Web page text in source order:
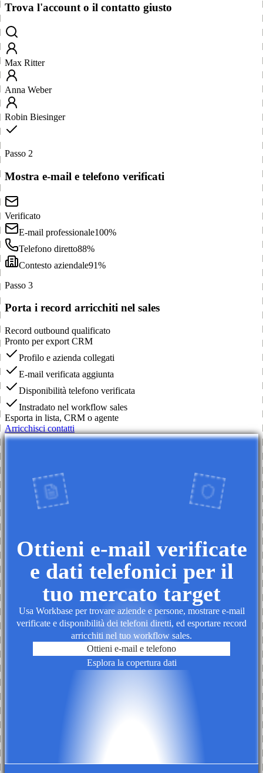
Trova l'account o il contatto giusto
Max Ritter
Anna Weber
Robin Biesinger
Passo 2
Mostra e-mail e telefono verificati
Verificato
E-mail professionale100%
Telefono diretto88%
Contesto aziendale91%
Passo 3
Porta i record arricchiti nel sales
Record outbound qualificato
Pronto per export CRM
Profilo e azienda collegati
E-mail verificata aggiunta
Disponibilità telefono verificata
Instradato nel workflow sales
Esporta in lista, CRM o agente
Arricchisci contatti
Ottieni e-mail verificate
e dati telefonici per il
tuo mercato target
Usa Workbase per trovare aziende e persone, mostrare e-mail
verificate e disponibilità dei telefoni diretti, ed esportare record
arricchiti nel tuo workflow sales.
Ottieni e-mail e telefono
Esplora la copertura dati